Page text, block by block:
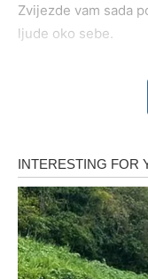
Zvijezde vam sada
ljude oko sebe.